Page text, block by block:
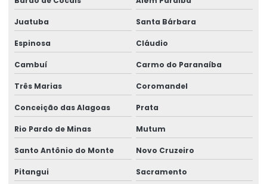
Laudo de insalubridade e periculosidade e ltcat
Laudo de perícia de insalubridade
Laudo de risco ergonômico
Laudo técnico ergonômico
Medicina do trabalho e saúde ocupacional
Medicina ocupacional
Medicina e segurança do trabalho
Juatuba Santa Bárbara
Espinosa Cláudio
Cambuí Carmo do Paranaíba
Três Marias Coromandel
Conceição das Alagoas Prata
Rio Pardo de Minas Mutum
Santo Antônio do Monte Novo Cruzeiro
Pitangui Sacramento